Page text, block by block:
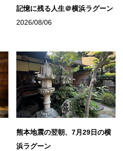
記憶に残る人生＠横浜ラグーン
2026/08/06
熊本地震の翌朝、7月29日の横
浜ラグーン